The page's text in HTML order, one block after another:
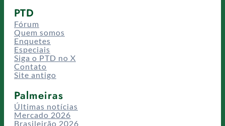
PTD
Fórum
Quem somos
Enquetes
Especiais
Siga o PTD no X
Contato
Site antigo
Palmeiras
Últimas notícias
Mercado 2026
Brasileirão 2026